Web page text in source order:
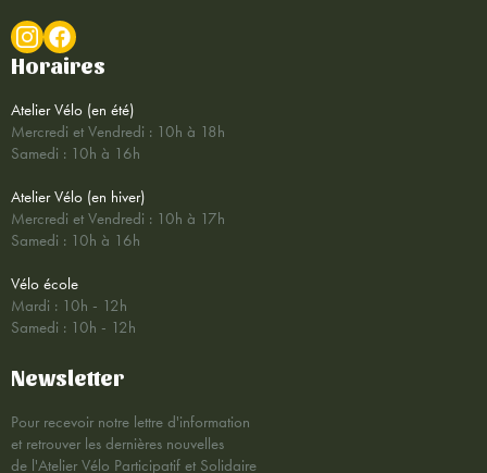
Horaires
Atelier Vélo (en été)
Mercredi et Vendredi : 10h à 18h
Samedi : 10h à 16h
Atelier Vélo (en hiver)
Mercredi et Vendredi : 10h à 17h
Samedi : 10h à 16h
Vélo école
Mardi : 10h - 12h
Samedi : 10h - 12h
Newsletter
Pour recevoir notre lettre d'information
et retrouver les dernières nouvelles
de l'Atelier Vélo Participatif et Solidaire